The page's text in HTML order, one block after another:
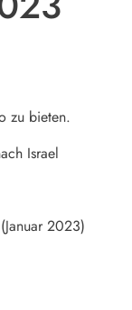
zu bieten.
Israel
2023)